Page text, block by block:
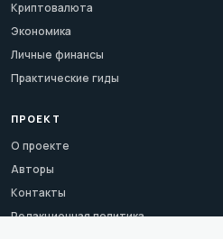
Криптовалюта
Экономика
Личные финансы
Практические гиды
ПРОЕКТ
О проекте
Авторы
Контакты
Редакционная политика